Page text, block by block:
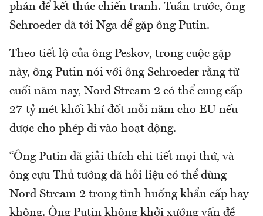
phán để kết thúc chiến tranh. Tuần trước, ông
Schroeder đã tới Nga để gặp ông Putin.
Theo tiết lộ của ông Peskov, trong cuộc gặp
này, ông Putin nói với ông Schroeder rằng từ
cuối năm nay, Nord Stream 2 có thể cung cấp
27 tỷ mét khối khí đốt mỗi năm cho EU nếu
được cho phép đi vào hoạt động.
“Ông Putin đã giải thích chi tiết mọi thứ, và
ông cựu Thủ tướng đã hỏi liệu có thể dùng
Nord Stream 2 trong tình huống khẩn cấp hay
không. Ông Putin không khởi xướng vấn đề